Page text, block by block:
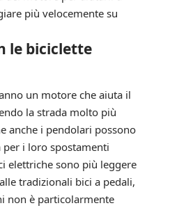
più velocemente su
le biciclette
un motore che aiuta il
la strada molto più
anche i pendolari possono
i loro spostamenti
elettriche sono più leggere
tradizionali bici a pedali,
non è particolarmente